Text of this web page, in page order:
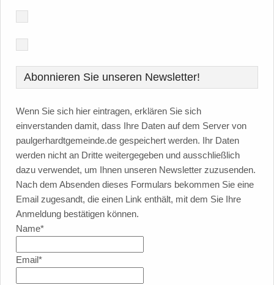
Abonnieren Sie unseren Newsletter!
Wenn Sie sich hier eintragen, erklären Sie sich
einverstanden damit, dass Ihre Daten auf dem Server von
paulgerhardtgemeinde.de gespeichert werden. Ihr Daten
werden nicht an Dritte weitergegeben und ausschließlich
dazu verwendet, um Ihnen unseren Newsletter zuzusenden.
Nach dem Absenden dieses Formulars bekommen Sie eine
Email zugesandt, die einen Link enthält, mit dem Sie Ihre
Anmeldung bestätigen können.
Name*
Email*